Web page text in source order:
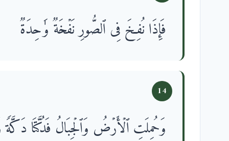
فَإِذَا نُفِخَ فِی ٱلصُّورِ نَفۡخَةࣱ وَ ٰ⁠حِدَةࣱ
14
وَحُمِلَتِ ٱلۡأَرۡضُ وَٱلۡجِبَالُ فَدُكَّتَا